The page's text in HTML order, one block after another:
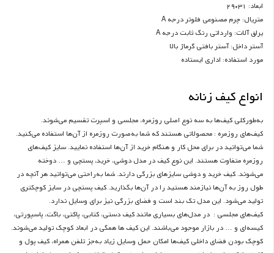
ابعاد: 31*29
متریال: چرم مصنوعی فلوتر درجه A
یراق آلات: وارداتی رنگ ثابت درجه A
آستر داخل: آستر بافتی گرماژ بالا
مورد استفاده: اداری ایستاده
انواع کیف زنانه
به‌طورکلی کیف‌ها به سه نوع اصلی روزمره، مجلسی و اسپرت تقسیم می‌شوند.
کیف‌های روزمره : محصولاتی هستند که شما به‌صورت روزمره از آن‌ها استفاده می‌کنید.
شما می‌توانید در برای محل کار و هنگام خرید از آن‌ها استفاده نمایید. سایز کیف‌های
روزمره متفاوت هستند. این نوع کیف در مدل دوشی، خرید، پستچی و … دوخته
می‌شوند. کیف خرید و دوشی سایزهای بزرگی دارند. شما به‌راحتی می‌توانید هر آنچه در
طول روز به آن‌ها نیازمند هستید را در آن‌ها بگذارید. کیف پستچی در سایز کوچکتری
تولید می‌شود. این مدل تک بند است و فضای بزرگی نیز برای وسایل ندارد.
کیف‌های مجلسی : در مدل‌های بسیاری مانند کیف دستی، کتابی، پاکتی، باگت، پاسپورتی،
کیسه‌ای و … در بازار موجود می‌باشند. این کیف ها همگی در ابعاد کوچک تولید می‌شوند.
کوچک بودن فضای داخلی کیف‌ها امکان حمل وسایل زیاد به‌جز تلفن همراه، کیف پول و